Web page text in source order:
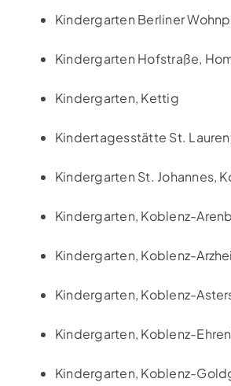
Kindergarten Berliner
Kindergarten Hofstraße,
Kindergarten, Kettig
Kindertagesstätte St.
Kindergarten St. Johannes,
Kindergarten, Koblenz-
Kindergarten, Koblenz-
Kindergarten, Koblenz-
Kindergarten, Koblenz-
Kindergarten, Koblenz-